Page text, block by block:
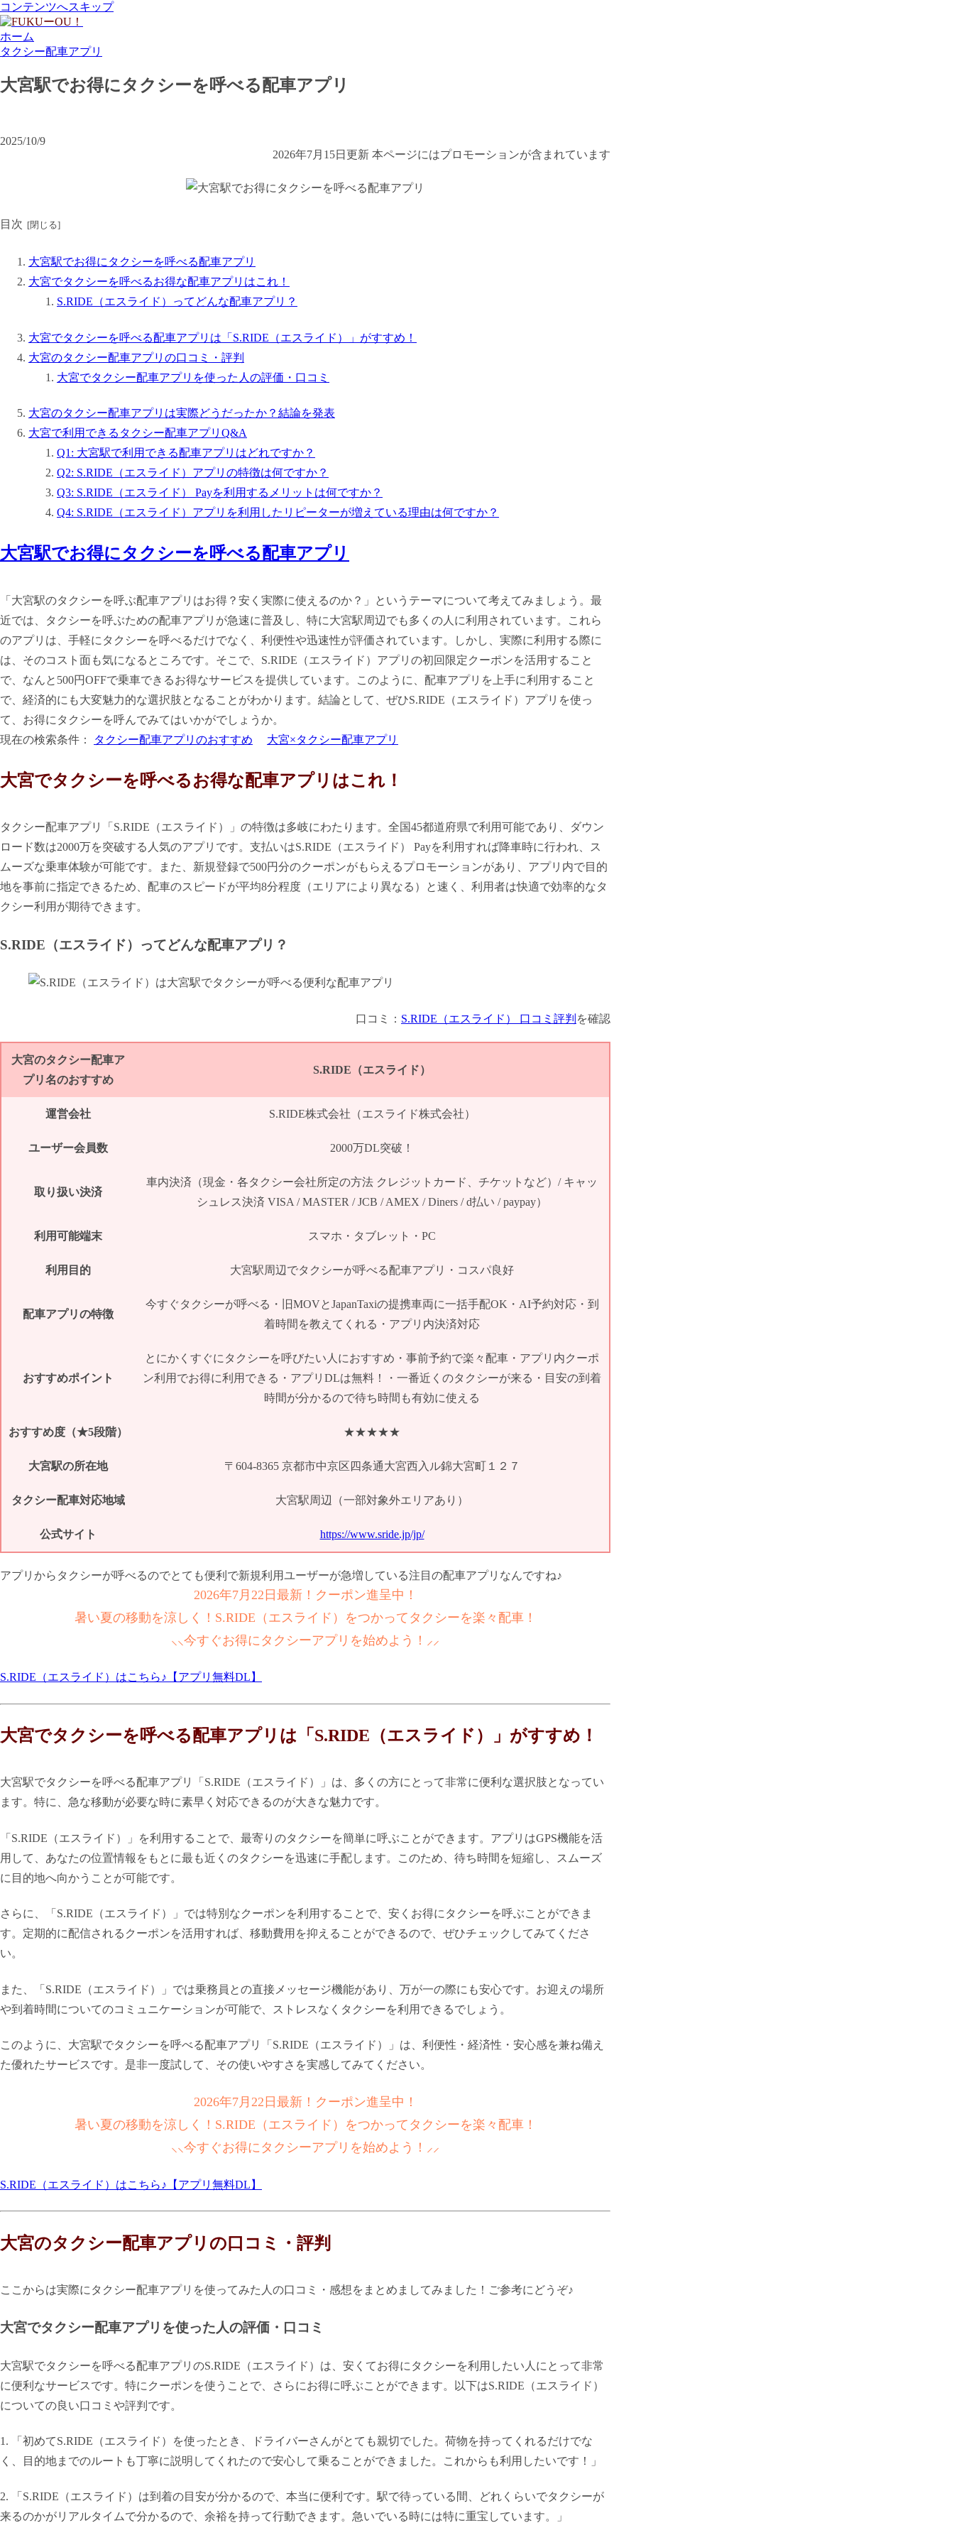
コンテンツへスキップ
ホーム
タクシー配車アプリ
大宮駅でお得にタクシーを呼べる配車アプリ
2025/10/9
2026年7月15日更新 本ページにはプロモーションが含まれています
目次
大宮駅でお得にタクシーを呼べる配車アプリ
大宮でタクシーを呼べるお得な配車アプリはこれ！
S.RIDE（エスライド）ってどんな配車アプリ？
大宮でタクシーを呼べる配車アプリは「S.RIDE（エスライド）」がすすめ！
大宮のタクシー配車アプリの口コミ・評判
大宮でタクシー配車アプリを使った人の評価・口コミ
大宮のタクシー配車アプリは実際どうだったか？結論を発表
大宮で利用できるタクシー配車アプリQ&A
Q1: 大宮駅で利用できる配車アプリはどれですか？
Q2: S.RIDE（エスライド）アプリの特徴は何ですか？
Q3: S.RIDE（エスライド） Payを利用するメリットは何ですか？
Q4: S.RIDE（エスライド）アプリを利用したリピーターが増えている理由は何ですか？
大宮駅でお得にタクシーを呼べる配車アプリ
「大宮駅のタクシーを呼ぶ配車アプリはお得？安く実際に使えるのか？」というテーマについて考えてみましょう。最
近では、タクシーを呼ぶための配車アプリが急速に普及し、特に大宮駅周辺でも多くの人に利用されています。これら
のアプリは、手軽にタクシーを呼べるだけでなく、利便性や迅速性が評価されています。しかし、実際に利用する際に
は、そのコスト面も気になるところです。そこで、S.RIDE（エスライド）アプリの初回限定クーポンを活用すること
で、なんと500円OFFで乗車できるお得なサービスを提供しています。このように、配車アプリを上手に利用すること
で、経済的にも大変魅力的な選択肢となることがわかります。結論として、ぜひS.RIDE（エスライド）アプリを使っ
て、お得にタクシーを呼んでみてはいかがでしょうか。
現在の検索条件：
タクシー配車アプリのおすすめ 大宮×タクシー配車アプリ
大宮でタクシーを呼べるお得な配車アプリはこれ！
タクシー配車アプリ「S.RIDE（エスライド）」の特徴は多岐にわたります。全国45都道府県で利用可能であり、ダウン
ロード数は2000万を突破する人気のアプリです。支払いはS.RIDE（エスライド） Payを利用すれば降車時に行われ、ス
ムーズな乗車体験が可能です。また、新規登録で500円分のクーポンがもらえるプロモーションがあり、アプリ内で目的
地を事前に指定できるため、配車のスピードが平均8分程度（エリアにより異なる）と速く、利用者は快適で効率的なタ
クシー利用が期待できます。
S.RIDE（エスライド）ってどんな配車アプリ？
口コミ： S.RIDE（エスライド） 口コミ評判 を確認
大宮のタクシー配車ア
プリ名のおすすめ
S.RIDE（エスライド）
運営会社 S.RIDE株式会社（エスライド株式会社）
ユーザー会員数 2000万DL突破！
取り扱い決済
車内決済（現金・各タクシー会社所定の方法 クレジットカード、チケットなど）/ キャッ
シュレス決済 VISA / MASTER / JCB / AMEX / Diners / d払い / paypay）
利用可能端末 スマホ・タブレット・PC
利用目的 大宮駅周辺でタクシーが呼べる配車アプリ・コスパ良好
配車アプリの特徴
今すぐタクシーが呼べる・旧MOVとJapanTaxiの提携車両に一括手配OK・AI予約対応・到
着時間を教えてくれる・アプリ内決済対応
おすすめポイント
とにかくすぐにタクシーを呼びたい人におすすめ・事前予約で楽々配車・アプリ内クーポ
ン利用でお得に利用できる・アプリDLは無料！・一番近くのタクシーが来る・目安の到着
時間が分かるので待ち時間も有効に使える
おすすめ度（★5段階） ★★★★★
大宮駅の所在地 〒604-8365 京都市中京区四条通大宮西入ル錦大宮町１２７
タクシー配車対応地域 大宮駅周辺（一部対象外エリアあり）
公式サイト https://www.sride.jp/jp/
アプリからタクシーが呼べるのでとても便利で新規利用ユーザーが急増している注目の配車アプリなんですね♪
2026年7月22日最新！クーポン進呈中！
暑い夏の移動を涼しく！S.RIDE（エスライド）をつかってタクシーを楽々配車！
⸜⸜今すぐお得にタクシーアプリを始めよう！⸝⸝
S.RIDE（エスライド）はこちら♪【アプリ無料DL】
大宮でタクシーを呼べる配車アプリは「S.RIDE（エスライド）」がすすめ！
大宮駅でタクシーを呼べる配車アプリ「S.RIDE（エスライド）」は、多くの方にとって非常に便利な選択肢となってい
ます。特に、急な移動が必要な時に素早く対応できるのが大きな魅力です。
「S.RIDE（エスライド）」を利用することで、最寄りのタクシーを簡単に呼ぶことができます。アプリはGPS機能を活
用して、あなたの位置情報をもとに最も近くのタクシーを迅速に手配します。このため、待ち時間を短縮し、スムーズ
に目的地へ向かうことが可能です。
さらに、「S.RIDE（エスライド）」では特別なクーポンを利用することで、安くお得にタクシーを呼ぶことができま
す。定期的に配信されるクーポンを活用すれば、移動費用を抑えることができるので、ぜひチェックしてみてくださ
い。
また、「S.RIDE（エスライド）」では乗務員との直接メッセージ機能があり、万が一の際にも安心です。お迎えの場所
や到着時間についてのコミュニケーションが可能で、ストレスなくタクシーを利用できるでしょう。
このように、大宮駅でタクシーを呼べる配車アプリ「S.RIDE（エスライド）」は、利便性・経済性・安心感を兼ね備え
た優れたサービスです。是非一度試して、その使いやすさを実感してみてください。
2026年7月22日最新！クーポン進呈中！
暑い夏の移動を涼しく！S.RIDE（エスライド）をつかってタクシーを楽々配車！
⸜⸜今すぐお得にタクシーアプリを始めよう！⸝⸝
S.RIDE（エスライド）はこちら♪【アプリ無料DL】
大宮のタクシー配車アプリの口コミ・評判
ここからは実際にタクシー配車アプリを使ってみた人の口コミ・感想をまとめましてみました！ご参考にどうぞ♪
大宮でタクシー配車アプリを使った人の評価・口コミ
大宮駅でタクシーを呼べる配車アプリのS.RIDE（エスライド）は、安くてお得にタクシーを利用したい人にとって非常
に便利なサービスです。特にクーポンを使うことで、さらにお得に呼ぶことができます。以下はS.RIDE（エスライド）
についての良い口コミや評判です。
1. 「初めてS.RIDE（エスライド）を使ったとき、ドライバーさんがとても親切でした。荷物を持ってくれるだけでな
く、目的地までのルートも丁寧に説明してくれたので安心して乗ることができました。これからも利用したいです！」
2. 「S.RIDE（エスライド）は到着の目安が分かるので、本当に便利です。駅で待っている間、どれくらいでタクシーが
来るのかがリアルタイムで分かるので、余裕を持って行動できます。急いでいる時には特に重宝しています。」